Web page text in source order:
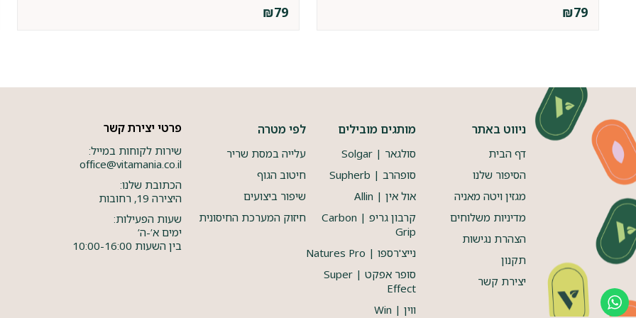
₪79
₪79
ניווט באתר
דף הבית
הסיפור שלנו
מגזין ויטה מאניה
מדיניות משלוחים
הצהרת נגישות
תקנון
יצירת קשר
מותגים מובילים
סולגאר | Solgar
סופהרב | Supherb
אול אין | Allin
קרבון גריפ | Carbon
Grip
נייצ'רספו | Natures Pro
סופר אפקט | Super
Effect
ווין | Win
לפי מטרה
עלייה במסת שריר
חיטוב הגוף
שיפור ביצועים
חיזוק המערכת החיסונית
פרטי יצירת קשר
שירות לקוחות במייל:
office@vitamania.co.il
הכתובת שלנו:
היצירה 19, רחובות
שעות הפעילות:
ימים א’-ה’
בין השעות 10:00-16:00